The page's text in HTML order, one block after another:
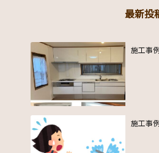
最新投
施工事
施工事